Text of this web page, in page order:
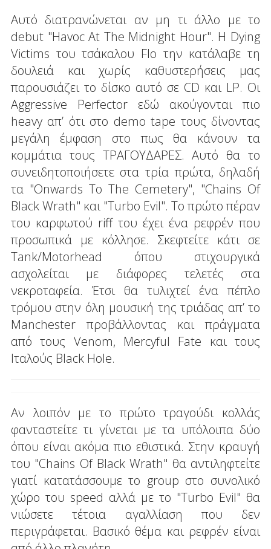
Αυτό διατρανώνεται αν μη τι άλλο με το
debut "Havoc At The Midnight Hour". Η Dying
Victims του τσάκαλου Flo την κατάλαβε τη
δουλειά και χωρίς καθυστερήσεις μας
παρουσιάζει το δίσκο αυτό σε CD και LP. Οι
Aggressive Perfector εδώ ακούγονται πιο
heavy απ’ ότι στο demo tape τους δίνοντας
μεγάλη έμφαση στο πως θα κάνουν τα
κομμάτια τους ΤΡΑΓΟΥΔΑΡΕΣ. Αυτό θα το
συνειδητοποιήσετε στα τρία πρώτα, δηλαδή
τα "Onwards To The Cemetery", "Chains Of
Black Wrath" και "Turbo Evil". Το πρώτο πέραν
του καρφωτού riff του έχει ένα ρεφρέν που
προσωπικά με κόλλησε. Σκεφτείτε κάτι σε
Tank/Motorhead όπου στιχουργικά
ασχολείται με διάφορες τελετές στα
νεκροταφεία. Έτσι θα τυλιχτεί ένα πέπλο
τρόμου στην όλη μουσική της τριάδας απ’ το
Manchester προβάλλοντας και πράγματα
από τους Venom, Mercyful Fate και τους
Ιταλούς Black Hole.
Αν λοιπόν με το πρώτο τραγούδι κολλάς
φανταστείτε τι γίνεται με τα υπόλοιπα δύο
όπου είναι ακόμα πιο εθιστικά. Στην κραυγή
του "Chains Of Black Wrath" θα αντιληφτείτε
γιατί κατατάσσουμε το group στο συνολικό
χώρο του speed αλλά με το "Turbo Evil" θα
νιώσετε τέτοια αγαλλίαση που δεν
περιγράφεται. Βασικό θέμα και ρεφρέν είναι